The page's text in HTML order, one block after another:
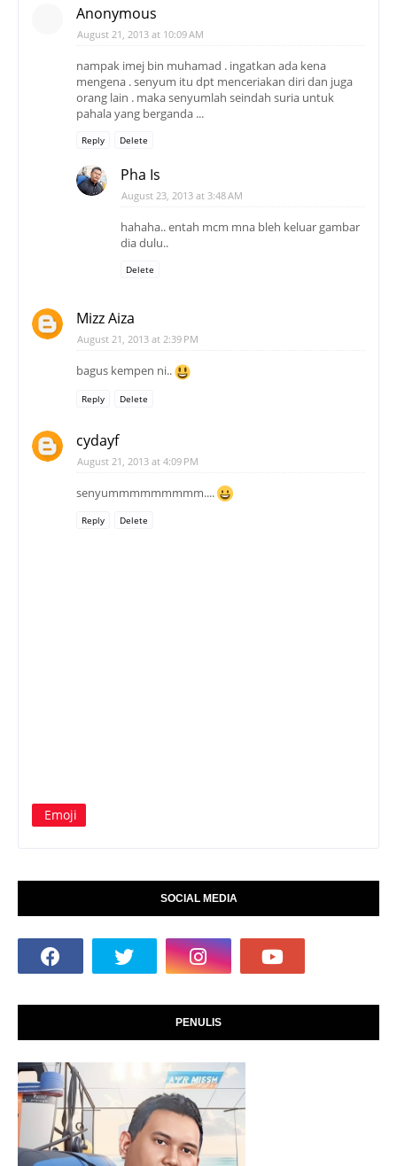
Anonymous
August 21, 2013 at 10:09 AM
nampak imej bin muhamad . ingatkan ada kena
mengena . senyum itu dpt menceriakan diri dan juga
orang lain . maka senyumlah seindah suria untuk
pahala yang berganda ...
Reply Delete
Pha Is
August 23, 2013 at 3:48 AM
hahaha.. entah mcm mna bleh keluar gambar
dia dulu..
Delete
Mizz Aiza
August 21, 2013 at 2:39 PM
bagus kempen ni..
Reply Delete
cydayf
August 21, 2013 at 4:09 PM
senyummmmmmmmm....
Reply Delete
Emoji
SOCIAL MEDIA
PENULIS